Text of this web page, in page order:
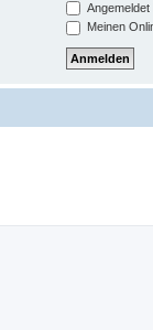
Angemeldet
Meinen